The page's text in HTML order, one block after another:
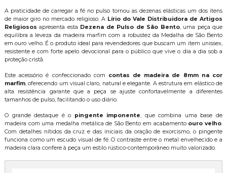
A praticidade de carregar a fé no pulso tornou as dezenas elásticas um dos itens
de maior giro no mercado religioso. A Lírio do Vale Distribuidora de Artigos
Religiosos apresenta esta Dezena de Pulso de São Bento, uma peça que
equilibra a leveza da madeira marfim com a robustez da Medalha de São Bento
em ouro velho. É o produto ideal para revendedores que buscam um item unissex,
resistente e com forte apelo devocional para o público que vive o dia a dia sob a
proteção cristã.
Este acessório é confeccionado com contas de madeira de 8mm na cor
marfim, oferecendo um visual claro, natural e elegante. A estrutura em elástico de
alta resistência garante que a peça se ajuste confortavelmente a diferentes
tamanhos de pulso, facilitando o uso diário.
O grande destaque é o pingente imponente, que combina uma base de
madeira com uma medalha metálica de São Bento em acabamento ouro velho.
Com detalhes nítidos da cruz e das iniciais da oração de exorcismo, o pingente
funciona como um escudo visual de fé. O contraste entre o metal envelhecido e a
madeira clara confere à peça um estilo rústico-contemporâneo muito valorizado.